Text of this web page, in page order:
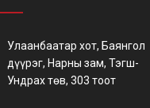
Улаанбаатар хот, Баянгол
дүүрэг, Нарны зам, Тэгш-
Ундрах төв, 303 тоот